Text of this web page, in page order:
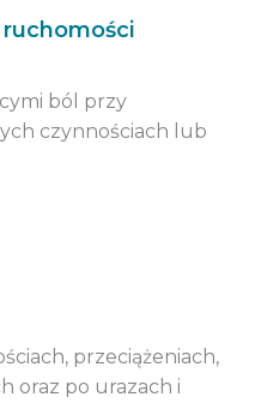
ból przy
czynnościach lub
przeciążeniach,
oraz po urazach i